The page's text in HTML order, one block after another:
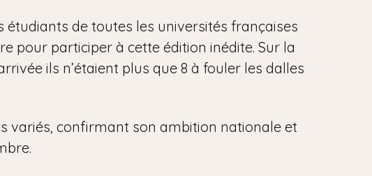
étudiants de toutes les universités françaises
pour participer à cette édition inédite. Sur la
ils n’étaient plus que 8 à fouler les dalles
variés, confirmant son ambition nationale et